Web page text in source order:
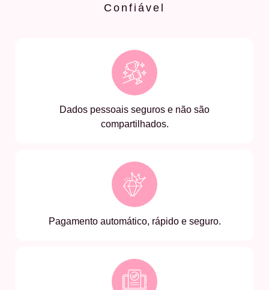
Confiável
Dados pessoais seguros e não são
compartilhados.
Pagamento automático, rápido e seguro.